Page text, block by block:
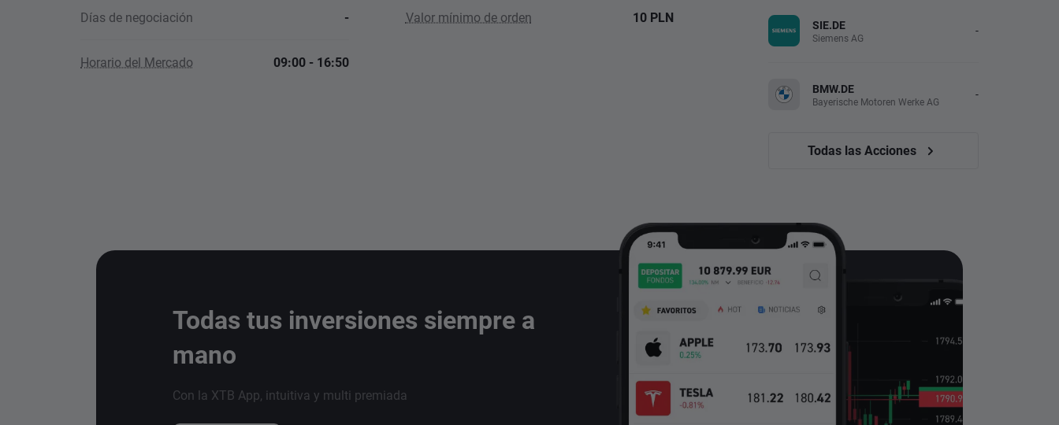
Días de negociación - Valor mínimo de orden 10 PLN
Horario del Mercado 09:00 - 16:50
SIE.DE
Siemens AG -
BMW.DE
Bayerische Motoren Werke AG -
Todas las Acciones
Todas tus inversiones siempre a
mano
Con la XTB App, intuitiva y multi premiada